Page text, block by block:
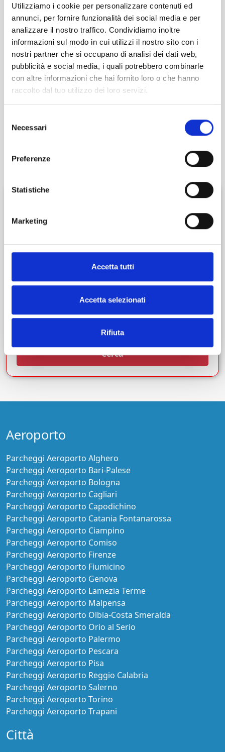
Utilizziamo i cookie per personalizzare contenuti ed
annunci, per fornire funzionalità dei social media e per
analizzare il nostro traffico. Condividiamo inoltre
informazioni sul modo in cui utilizzi il nostro sito con i
nostri partner che si occupano di analisi dei dati web,
pubblicità e social media, i quali potrebbero combinarle
con altre informazioni che hai fornito loro o che hanno
raccolto dal tuo utilizzo dei loro servizi.
delNecessari
Preferenze
Statistiche
Marketing
Accetta tutti
Accetta selezionati
Rifiuta
€ 5,00.
Per i supplementi relativi alla tipologia di veicolo si
prega di contattare direttamente la struttura.
Dal giorno Ora
Ora
Cerca
Aeroporto
Parcheggi Aeroporto Alghero
Parcheggi Aeroporto Bari-Palese
Parcheggi Aeroporto Bologna
Parcheggi Aeroporto Cagliari
Parcheggi Aeroporto Capodichino
Parcheggi Aeroporto Catania Fontanarossa
Parcheggi Aeroporto Ciampino
Parcheggi Aeroporto Comiso
Parcheggi Aeroporto Firenze
Parcheggi Aeroporto Fiumicino
Parcheggi Aeroporto Genova
Parcheggi Aeroporto Lamezia Terme
Parcheggi Aeroporto Malpensa
Parcheggi Aeroporto Olbia-Costa Smeralda
Parcheggi Aeroporto Orio al Serio
Parcheggi Aeroporto Palermo
Parcheggi Aeroporto Pescara
Parcheggi Aeroporto Pisa
Parcheggi Aeroporto Reggio Calabria
Parcheggi Aeroporto Salerno
Parcheggi Aeroporto Torino
Parcheggi Aeroporto Trapani
Città